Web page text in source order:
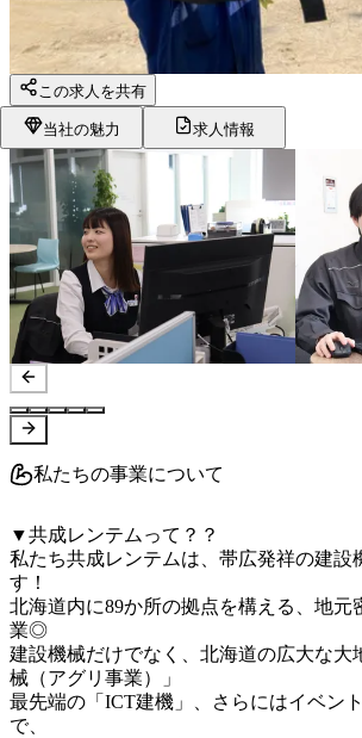
この求人を共有
当社の魅力 求人情報
私たちの事業について
▼共成レンテムって？？
私たち共成レンテムは、帯広発祥の建設
す！
北海道内に89か所の拠点を構える、地元
業◎
建設機械だけでなく、北海道の広大な大
械（アグリ事業）」
最先端の「ICT建機」、さらにはイベン
で、